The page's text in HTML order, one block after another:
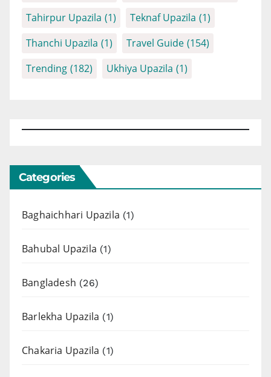
Tahirpur Upazila (1) Teknaf Upazila (1)
Thanchi Upazila (1) Travel Guide (154)
Trending (182) Ukhiya Upazila (1)
Categories
Baghaichhari Upazila (1)
Bahubal Upazila (1)
Bangladesh (26)
Barlekha Upazila (1)
Chakaria Upazila (1)